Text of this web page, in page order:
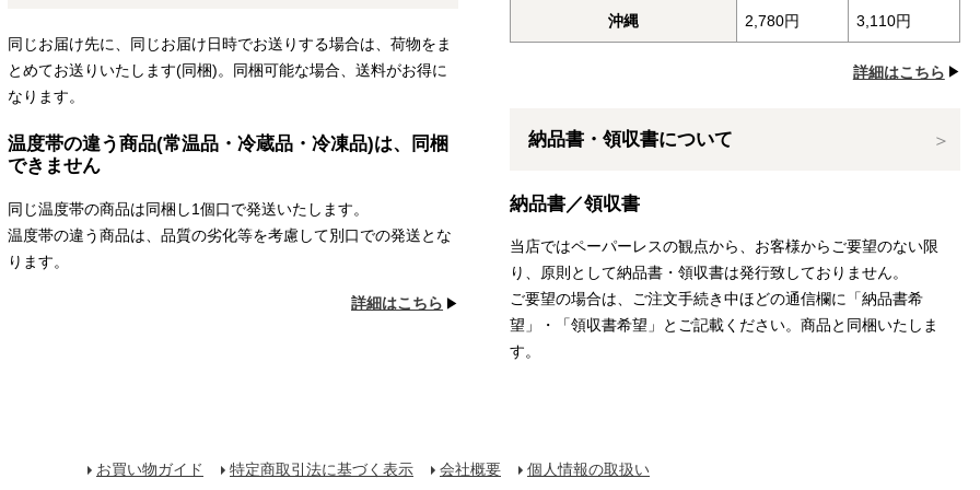
同じお届け先に、同じお届け日時でお送りする場合は、荷物をま
とめてお送りいたします(同梱)。同梱可能な場合、送料がお得に
なります。
温度帯の違う商品(常温品・冷蔵品・冷凍品)は、同梱
できません
同じ温度帯の商品は同梱し1個口で発送いたします。
温度帯の違う商品は、品質の劣化等を考慮して別口での発送とな
ります。
詳細はこちら
沖縄 2,780円 3,110円
詳細はこちら
納品書・領収書について
納品書／領収書
当店ではペーパーレスの観点から、お客様からご要望のない限
り、原則として納品書・領収書は発行致しておりません。
ご要望の場合は、ご注文手続き中ほどの通信欄に「納品書希
望」・「領収書希望」とご記載ください。商品と同梱いたしま
す。
お買い物ガイド 特定商取引法に基づく表示 会社概要 個人情報の取扱い